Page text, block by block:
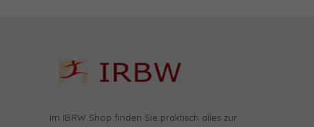
Im IBRW Shop finden Sie praktisch alles zur